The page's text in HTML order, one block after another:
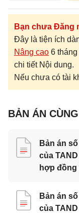
Bạn chưa Đăng
Đây là tiện ích
Nâng cao 6
chi tiết Nội dung.
Nếu chưa có tài
BẢN ÁN
Bản án
của
hợp đồng
Bản án
của